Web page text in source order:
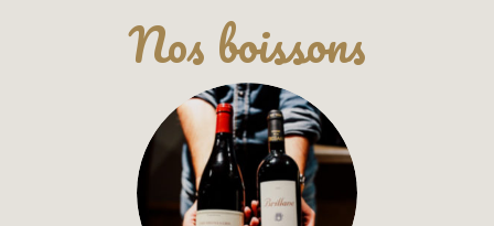
Nos boissons